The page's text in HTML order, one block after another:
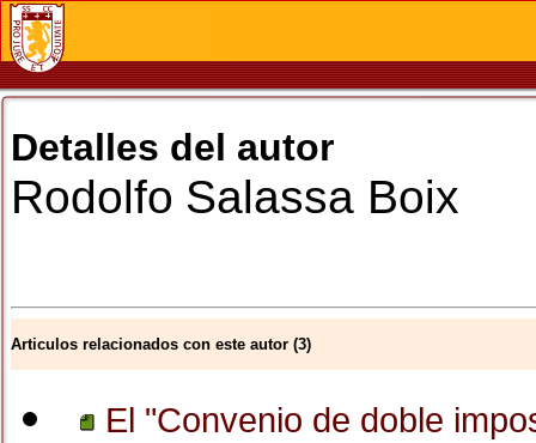
Detalles del autor
Rodolfo Salassa Boix
Articulos relacionados con este autor (3)
El "Convenio de doble